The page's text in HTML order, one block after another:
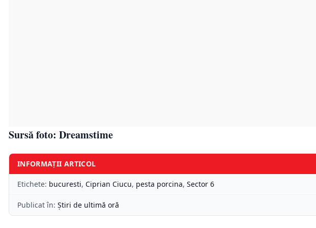
Sursă foto: Dreamstime
INFORMAȚII ARTICOL
Etichete: bucuresti, Ciprian Ciucu, pesta porcina, Sector 6
Publicat în: Știri de ultimă oră